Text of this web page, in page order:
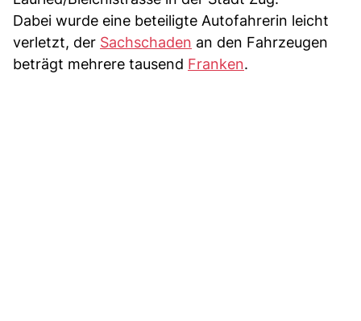
Dabei wurde eine beteiligte Autofahrerin leicht
verletzt, der Sachschaden an den Fahrzeugen
beträgt mehrere tausend Franken.